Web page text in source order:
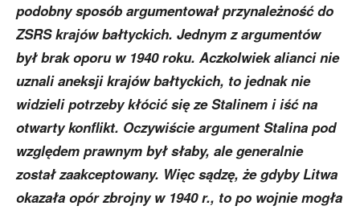
podobny sposób argumentował przynależność do
ZSRS krajów bałtyckich. Jednym z argumentów
był brak oporu w 1940 roku. Aczkolwiek alianci nie
uznali aneksji krajów bałtyckich, to jednak nie
widzieli potrzeby kłócić się ze Stalinem i iść na
otwarty konflikt. Oczywiście argument Stalina pod
względem prawnym był słaby, ale generalnie
został zaakceptowany. Więc sądzę, że gdyby Litwa
okazała opór zbrojny w 1940 r., to po wojnie mogła